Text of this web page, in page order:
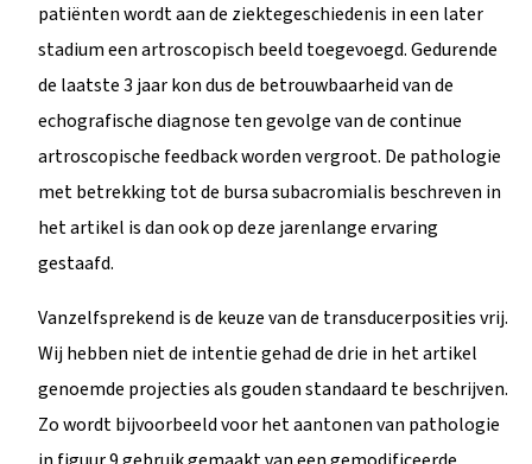
patiënten wordt aan de ziektegeschiedenis in een later
stadium een artroscopisch beeld toegevoegd. Gedurende
de laatste 3 jaar kon dus de betrouwbaarheid van de
echografische diagnose ten gevolge van de continue
artroscopische feedback worden vergroot. De pathologie
met betrekking tot de bursa subacromialis beschreven in
het artikel is dan ook op deze jarenlange ervaring
gestaafd.
Vanzelfsprekend is de keuze van de transducerposities vrij.
Wij hebben niet de intentie gehad de drie in het artikel
genoemde projecties als gouden standaard te beschrijven.
Zo wordt bijvoorbeeld voor het aantonen van pathologie